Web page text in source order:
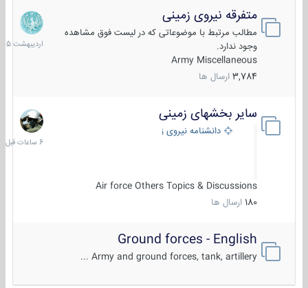
متفرقه نیروی زمینی
مطالب مرتبط با موضوعاتی که در لیست فوق مشاهده
وجود ندارد.
Army Miscellaneous
3,784 ارسال ها
27
1405
سایر بخشهای زمینی
دانشنامه نیروی زمینی
Air force Others Topics & Discussions
180 ارسال ها
6
ساعات
قبل
Ground forces - English
Army and ground forces, tank, artillery ...